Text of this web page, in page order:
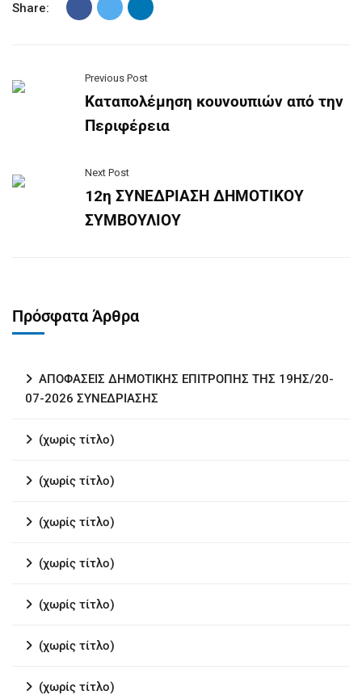
Share:
Previous Post
Καταπολέμηση κουνουπιών από την
Περιφέρεια
Next Post
12η ΣΥΝΕΔΡΙΑΣΗ ΔΗΜΟΤΙΚΟΥ
ΣΥΜΒΟΥΛΙΟΥ
Πρόσφατα Άρθρα
ΑΠΟΦΑΣΕΙΣ ΔΗΜΟΤΙΚΗΣ ΕΠΙΤΡΟΠΗΣ ΤΗΣ 19ΗΣ/20-
07-2026 ΣΥΝΕΔΡΙΑΣΗΣ
(χωρίς τίτλο)
(χωρίς τίτλο)
(χωρίς τίτλο)
(χωρίς τίτλο)
(χωρίς τίτλο)
(χωρίς τίτλο)
(χωρίς τίτλο)